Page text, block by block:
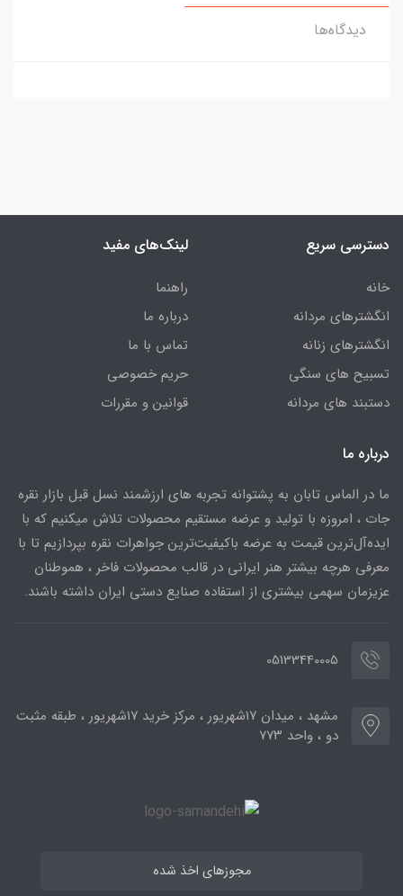
دیدگاه‌ها
دسترسی سریع
خانه
انگشترهای مردانه
انگشترهای زنانه
تسبیح های سنگی
دستبند های مردانه
لینک‌های مفید
راهنما
درباره ما
تماس با ما
حریم خصوصی
قوانین و مقررات
درباره ما
ما در الماس تابان به پشتوانه تجربه های ارزشمند نسل قبل بازار نقره
جات ، امروزه با تولید و عرضه مستقیم محصولات تلاش میکنیم که با
ایده‌آل‌ترین قیمت به عرضه باکیفیت‌ترین جواهرات نقره بپردازیم تا با
معرفی هرچه بیشتر هنر ایرانی در قالب محصولات فاخر ، هموطنان
عزیزمان سهمی بیشتری از استفاده صنایع دستی ایران داشته باشند.
05133440005
مشهد ، میدان ۱۷شهریور ، مرکز خرید ۱۷شهریور ، طبقه مثبت
دو ، واحد ۷۷۳
مجوزهای اخذ شده